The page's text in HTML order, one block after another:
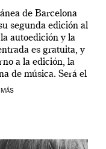
de Barcelona
segunda edición al
autoedición y la
es gratuita, y
a la edición, la
de música. Será el